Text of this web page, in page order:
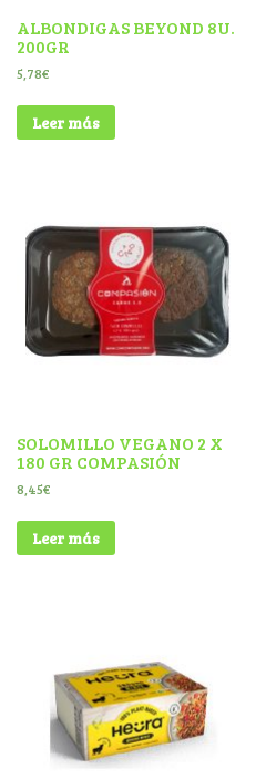
ALBONDIGAS BEYOND 8U.
200GR
5,78€
Leer más
SOLOMILLO VEGANO 2 X
180 GR COMPASIÓN
8,45€
Leer más